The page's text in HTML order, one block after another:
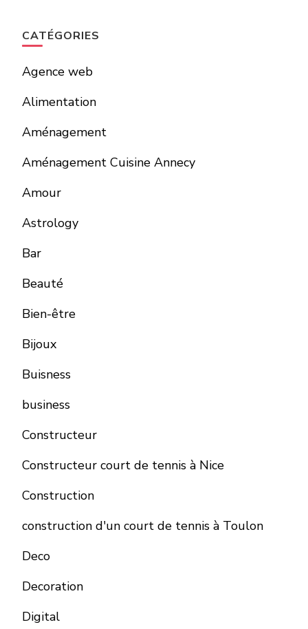
CATÉGORIES
Agence web
Alimentation
Aménagement
Aménagement Cuisine Annecy
Amour
Astrology
Bar
Beauté
Bien-être
Bijoux
Buisness
business
Constructeur
Constructeur court de tennis à Nice
Construction
construction d'un court de tennis à Toulon
Deco
Decoration
Digital